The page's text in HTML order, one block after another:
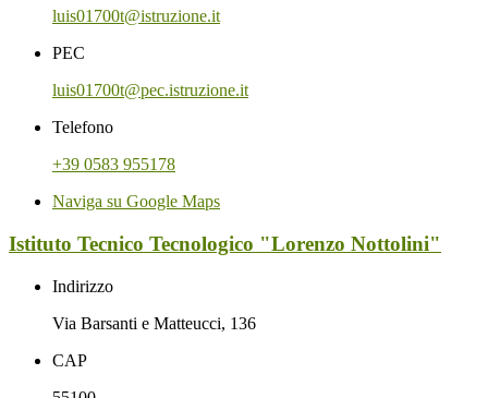
luis01700t@istruzione.it
PEC
luis01700t@pec.istruzione.it
Telefono
+39 0583 955178
Naviga su Google Maps
Istituto Tecnico Tecnologico "Lorenzo Nottolini"
Indirizzo
Via Barsanti e Matteucci, 136
CAP